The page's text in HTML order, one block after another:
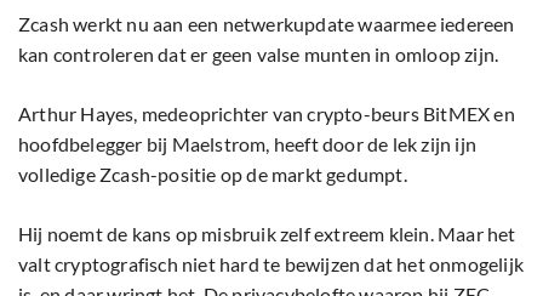
Zcash werkt nu aan een netwerkupdate waarmee iedereen
kan controleren dat er geen valse munten in omloop zijn.
Arthur Hayes, medeoprichter van crypto-beurs BitMEX en
hoofdbelegger bij Maelstrom, heeft door de lek zijn ijn
volledige Zcash-positie op de markt gedumpt.
Hij noemt de kans op misbruik zelf extreem klein. Maar het
valt cryptografisch niet hard te bewijzen dat het onmogelijk